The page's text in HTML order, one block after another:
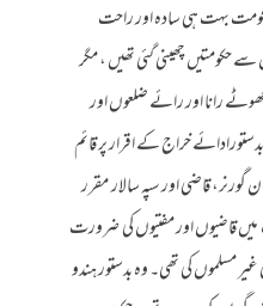
بہت ہی سادہ اور راحت
چھینی گئی تھیں ، مگر
رانا اور رائے ضلعوں اور
خراج کے اقرار پر قائم
قاضی اور سپہ سالار مقرر
قاضیوں اور مفتیوں کی ضرورت
مسلموں کی تھی۔ وہ بدستور ہندو